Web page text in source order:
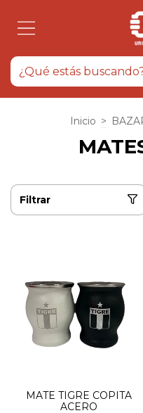
Inicio >
Filtrar
MATE TIGRE COPITA
ACERO